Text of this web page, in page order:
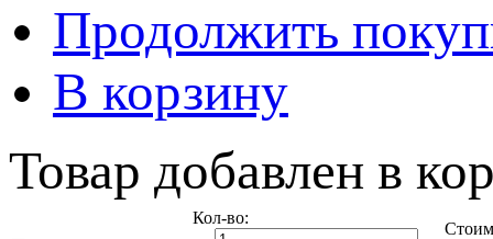
Продолжить
В корзину
Товар добавлен в
Кол-во: